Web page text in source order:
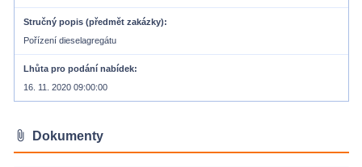
Stručný popis (předmět zakázky)
Pořízení dieselagregátu
Lhůta pro podání nabídek
16. 11. 2020 09:00:00
attach_file Dokumenty